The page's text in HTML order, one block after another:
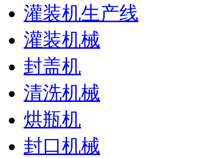
灌装机生产线
灌装机械
封盖机
清洗机械
烘瓶机
封口机械